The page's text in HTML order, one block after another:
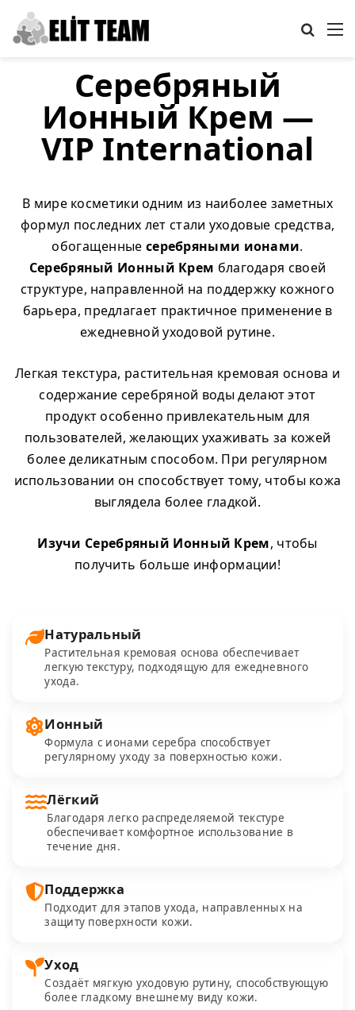
Серебряный
Ионный Крем —
VIP International
В мире косметики одним из наиболее заметных
формул последних лет стали уходовые средства,
обогащенные серебряными ионами.
Серебряный Ионный Крем благодаря своей
структуре, направленной на поддержку кожного
барьера, предлагает практичное применение в
ежедневной уходовой рутине.
Легкая текстура, растительная кремовая основа и
содержание серебряной воды делают этот
продукт особенно привлекательным для
пользователей, желающих ухаживать за кожей
более деликатным способом. При регулярном
использовании он способствует тому, чтобы кожа
выглядела более гладкой.
Изучи Серебряный Ионный Крем, чтобы
получить больше информации!
Натуральный
Растительная кремовая основа обеспечивает
легкую текстуру, подходящую для ежедневного
ухода.
Ионный
Формула с ионами серебра способствует
регулярному уходу за поверхностью кожи.
Лёгкий
Благодаря легко распределяемой текстуре
обеспечивает комфортное использование в
течение дня.
Поддержка
Подходит для этапов ухода, направленных на
защиту поверхности кожи.
Уход
Создаёт мягкую уходовую рутину, способствующую
более гладкому внешнему виду кожи.